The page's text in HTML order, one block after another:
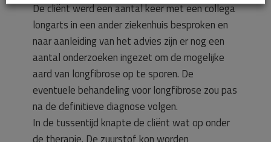
De cliënt werd een aantal keer met een collega
longarts in een ander ziekenhuis besproken en
naar aanleiding van het advies zijn er nog een
aantal onderzoeken ingezet om de mogelijke
aard van longfibrose op te sporen. De
eventuele behandeling voor longfibrose zou pas
na de definitieve diagnose volgen.
In de tussentijd knapte de cliënt wat op onder